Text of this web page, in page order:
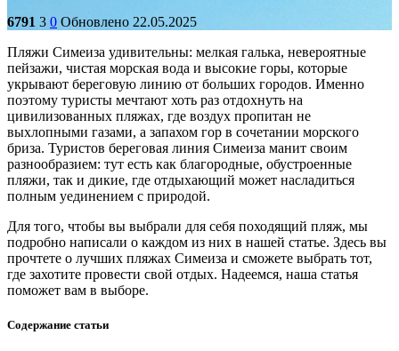
6791 3 0 Обновлено 22.05.2025
Пляжи Симеиза удивительны: мелкая галька, невероятные
пейзажи, чистая морская вода и высокие горы, которые
укрывают береговую линию от больших городов. Именно
поэтому туристы мечтают хоть раз отдохнуть на
цивилизованных пляжах, где воздух пропитан не
выхлопными газами, а запахом гор в сочетании морского
бриза. Туристов береговая линия Симеиза манит своим
разнообразием: тут есть как благородные, обустроенные
пляжи, так и дикие, где отдыхающий может насладиться
полным уединением с природой.
Для того, чтобы вы выбрали для себя походящий пляж, мы
подробно написали о каждом из них в нашей статье. Здесь вы
прочтете о лучших пляжах Симеиза и сможете выбрать тот,
где захотите провести свой отдых. Надеемся, наша статья
поможет вам в выборе.
Содержание статьи